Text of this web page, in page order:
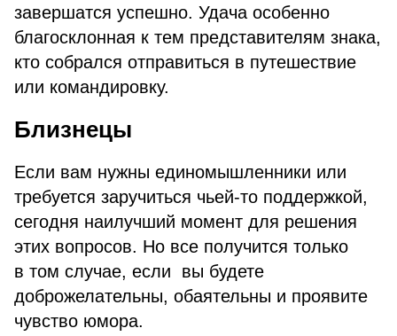
завершатся успешно. Удача особенно
благосклонная к тем представителям знака,
кто собрался отправиться в путешествие
или командировку.
Близнецы
Если вам нужны единомышленники или
требуется заручиться чьей-то поддержкой,
сегодня наилучший момент для решения
этих вопросов. Но все получится только
в том случае, если вы будете
доброжелательны, обаятельны и проявите
чувство юмора.